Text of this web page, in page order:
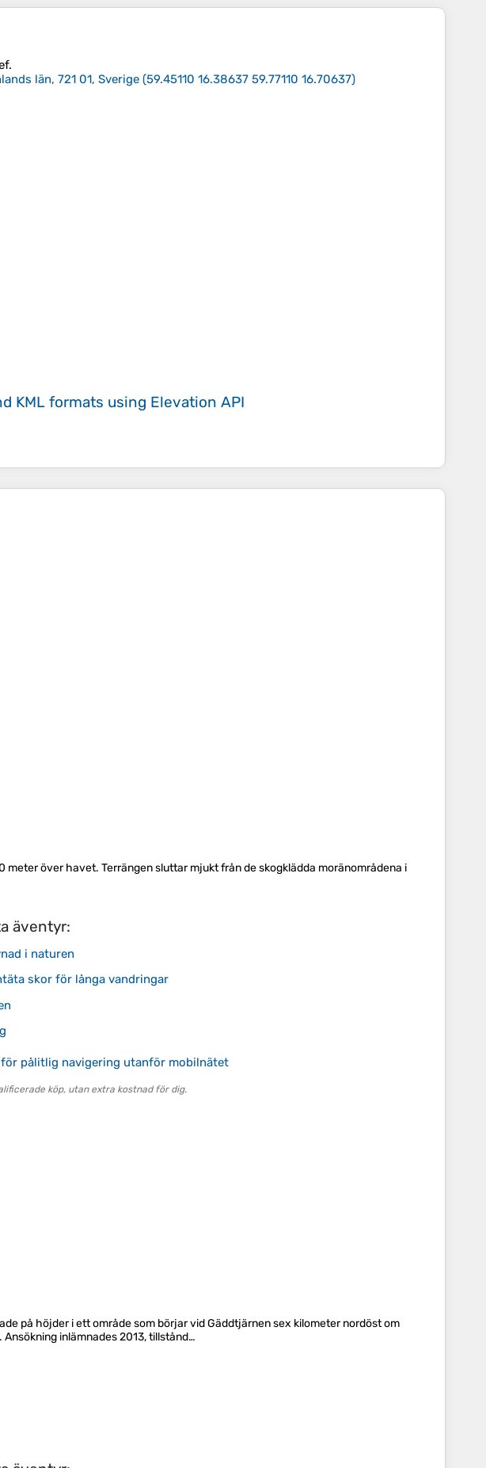
län, 721 01, Sverige (59.45110 16.38637 59.77110 16.70637)
KML formats using Elevation API
över havet. Terrängen sluttar mjukt från de skogklädda moränområdena i
äventyr:
i naturen
skor för långa vandringar
för pålitlig navigering utanför mobilnätet
köp, utan extra kostnad för dig.
på höjder i ett område som börjar vid Gäddtjärnen sex kilometer nordöst om
inlämnades 2013, tillstånd…